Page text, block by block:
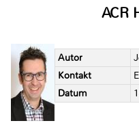
ACR
Autor
Kontakt
Datum